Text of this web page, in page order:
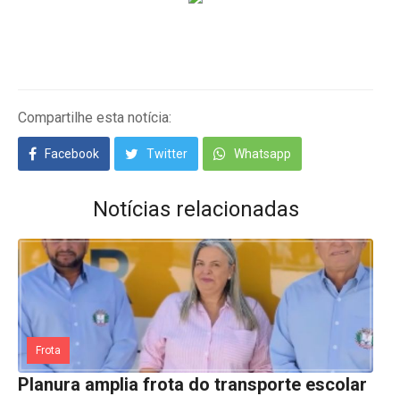
Compartilhe esta notícia:
Facebook Twitter Whatsapp
Notícias relacionadas
Frota
Planura amplia frota do transporte escolar